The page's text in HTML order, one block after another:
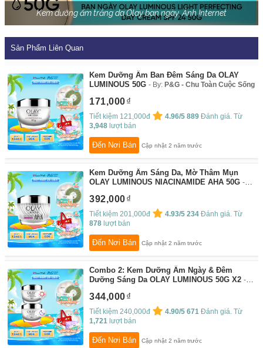
Kem dưỡng ẩm trắng da Olay ban ngày. Ảnh Internet
Sản Phẩm Liên Quan
Kem Dưỡng Ẩm Ban Đêm Sáng Da OLAY
LUMINOUS 50G
By:P&G - Chu Toàn Cuộc Sống
171,000
Tiết kiệm 121,000đ 4.96/5 889 Đánh giá. Từ
3,948 lượt bán
Đến Nơi Bán Cập nhật 2 năm trước
Kem Dưỡng Ẩm Sáng Da, Mờ Thâm Mụn
OLAY LUMINOUS NIACINAMIDE AHA 50G
392,000
Tiết kiệm 201,000đ 4.93/5 234 Đánh giá. Từ
878 lượt bán
Đến Nơi Bán Cập nhật 2 năm trước
Combo 2: Kem Dưỡng Ẩm Ngày & Đêm
Dưỡng Sáng Da OLAY LUMINOUS 50G X2
344,000
Tiết kiệm 240,000đ 4.90/5 671 Đánh giá. Từ
1,721 lượt bán
Đến Nơi Bán Cập nhật 2 năm trước